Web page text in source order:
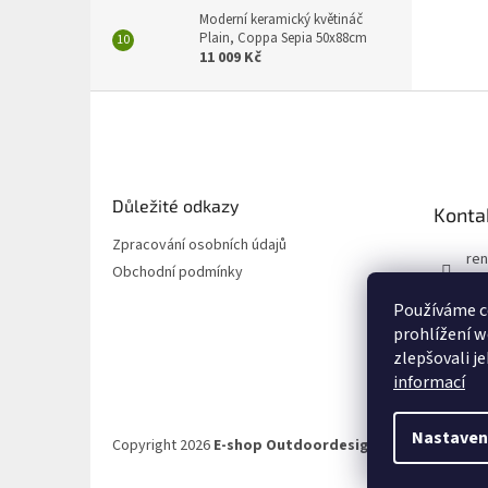
Používáme
prohlížení
zlepšovali
informací
Moderní keramický květináč
Plain, Coppa Sepia 50x88cm
11 009 Kč
Důležité odkazy
Zpracování osobních údajů
Obchodní podmínky
Copyright 2026 E-shop Outdoordesign.cz . Všechna